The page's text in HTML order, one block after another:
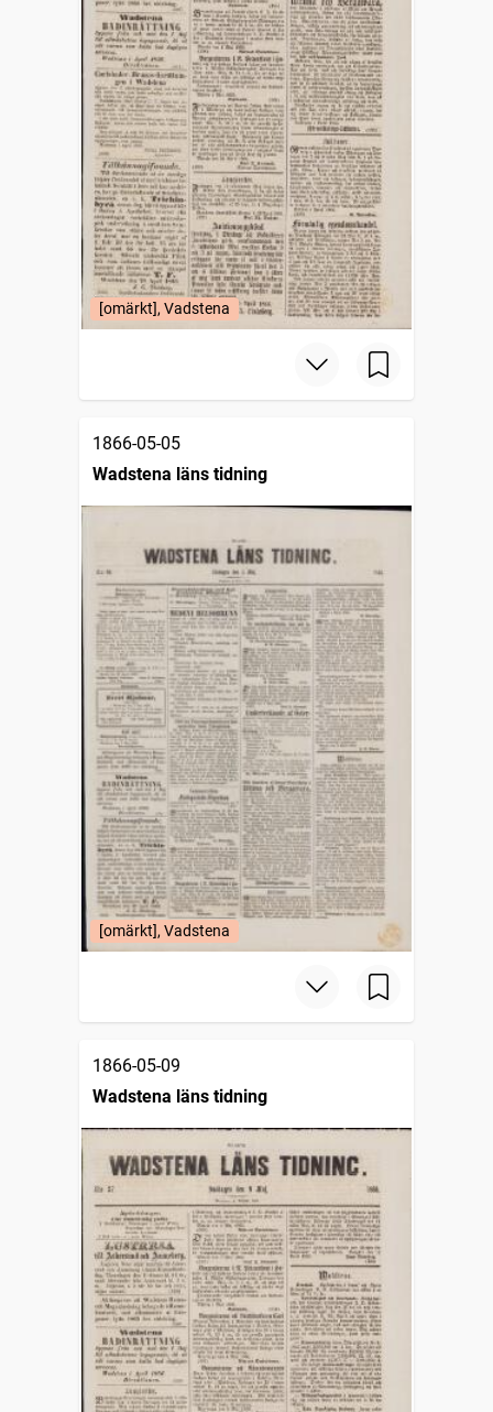
[omärkt], Vadstena
1866-05-05
Wadstena läns tidning
[omärkt], Vadstena
1866-05-09
Wadstena läns tidning